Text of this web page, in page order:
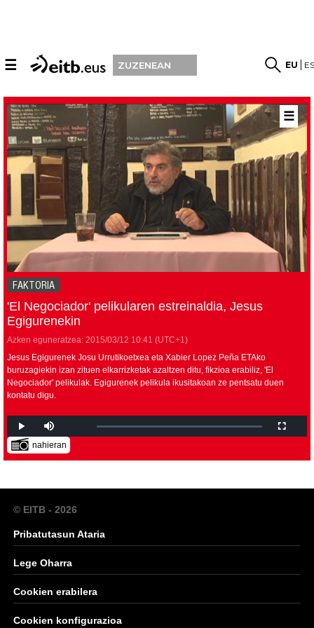
☰ ZUZENEAN EU
☰
FAKTORIA
'El Negociador' pelikularen estreinaldia, Jesus
Egigurenekin
Azken eguneratzea: 2015/03/12 10:41 (UTC+1)
Jesus Egigurenek Josu Urrutikoetxea eta Xabier Lopez Peña ETAko
buruzagiekin izan zituen elkarrizketak azaltzen ditu, fikzioa erabiliz, 'El
Negociador' pelikulak. Egigurenek pelikula ikusitakoan ze pentsatu duen
kontatu digu.
nahieran
© EITB - 2026
Pribatutasun Ataria
Lege Oharra
Cookien erabilera
Cookien konfigurazioa